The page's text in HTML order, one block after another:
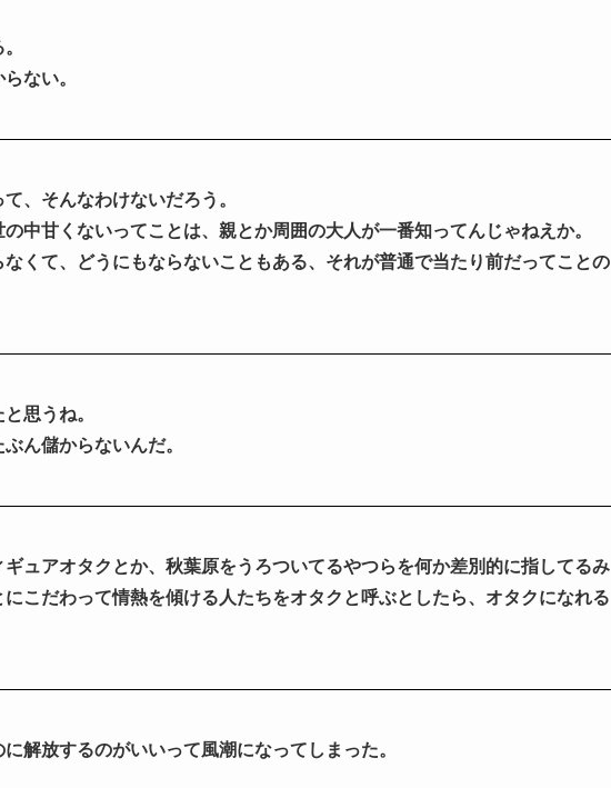
ない。
、そんなわけないだろう。
中甘くないってことは、親とか周囲の大人が一番知ってんじゃねえか。
くて、どうにもならないこともある、それが普通で当たり前だってことの
思うね。
ん儲からないんだ。
ュアオタクとか、秋葉原をうろついてるやつらを何か差別的に指してるみ
こだわって情熱を傾ける人たちをオタクと呼ぶとしたら、オタクになれる
解放するのがいいって風潮になってしまった。